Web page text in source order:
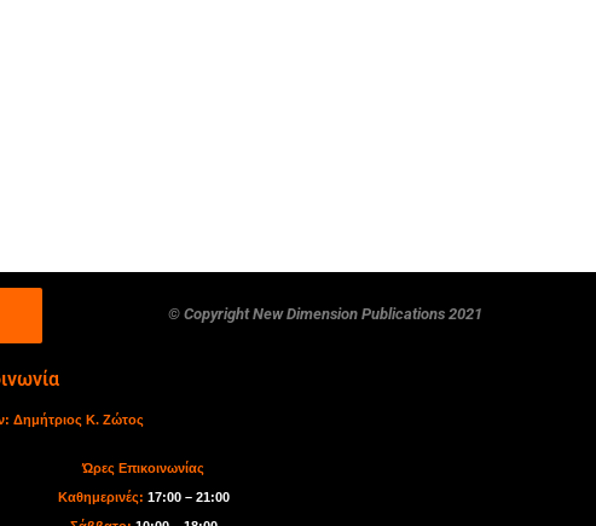
© Copyright New Dimension Publications 2021
Δημήτριος Κ. Ζώτος
Ώρες Επικοινωνίας
Καθημερινές: 17:00 – 21:00